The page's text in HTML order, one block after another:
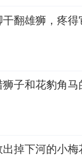
翻雄狮，疼得
子和花豹角马
掉下河的小